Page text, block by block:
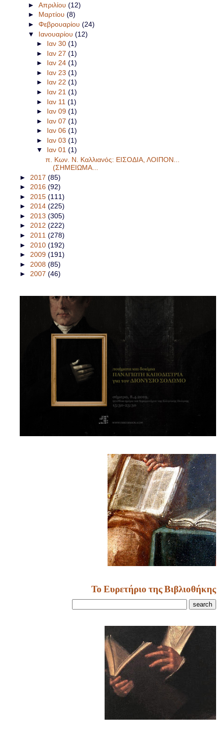
► Απριλίου (12)
► Μαρτίου (8)
► Φεβρουαρίου (24)
▼ Ιανουαρίου (12)
► Ιαν 30(1)
► Ιαν 27(1)
► Ιαν 24(1)
► Ιαν 23(1)
► Ιαν 22(1)
► Ιαν 21(1)
► Ιαν 11(1)
► Ιαν 09(1)
► Ιαν 07(1)
► Ιαν 06(1)
► Ιαν 03(1)
▼ Ιαν 01(1)
π. Κων. Ν. Καλλιανός: ΕΙΣΟΔΙΑ, ΛΟΙΠΟΝ...
(ΣΗΜΕΙΩΜΑ...
► 2017 (85)
► 2016 (92)
► 2015 (111)
► 2014 (225)
► 2013 (305)
► 2012 (222)
► 2011 (278)
► 2010 (192)
► 2009 (191)
► 2008 (85)
► 2007 (46)
Το Ευρετήριο της Βιβλιοθήκης